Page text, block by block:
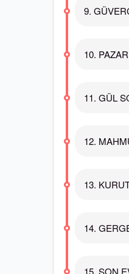
9.
10.
11. GÜL
12.
13.
14.
15. SON